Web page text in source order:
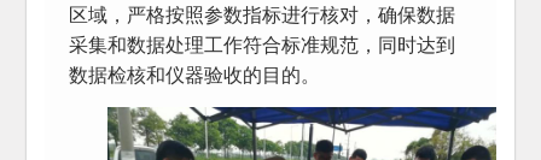
区域，严格按照参数指标进行核对，确保数据
采集和数据处理工作符合标准规范，同时达到
数据检核和仪器验收的目的。